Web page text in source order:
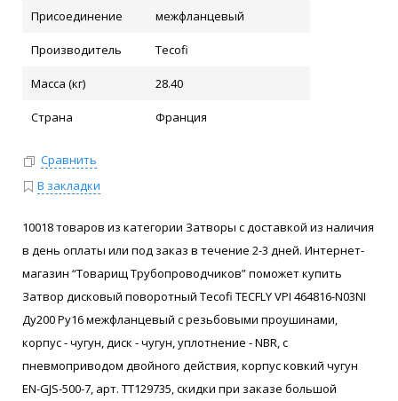
Присоединение межфланцевый
Производитель Tecofi
Масса (кг) 28.40
Страна Франция
Сравнить
В закладки
10018 товаров из категории Затворы с доставкой из наличия
в день оплаты или под заказ в течение 2-3 дней. Интернет-
магазин “Товарищ Трубопроводчиков” поможет купить
Затвор дисковый поворотный Tecofi TECFLY VPI 464816-N03NI
Ду200 Ру16 межфланцевый с резьбовыми проушинами,
корпус - чугун, диск - чугун, уплотнение - NBR, с
пневмоприводом двойного действия, корпус ковкий чугун
EN-GJS-500-7, арт. ТТ129735, скидки при заказе большой